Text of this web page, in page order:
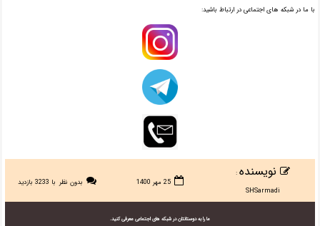
با ما در شبکه های اجتماعی در ارتباط باشید:
نویسنده:
SHSarmadi
25 مهر 1400 بدون نظر با 3233 بازدید
ما را به دوستانتان در شبکه های اجتماعی معرفی کنید.